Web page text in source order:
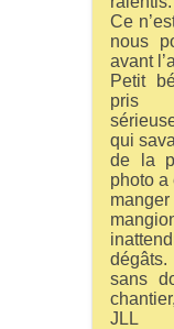
Ce
nous
avant
Petit
pris
qui
de la
photo a
sans
JLL